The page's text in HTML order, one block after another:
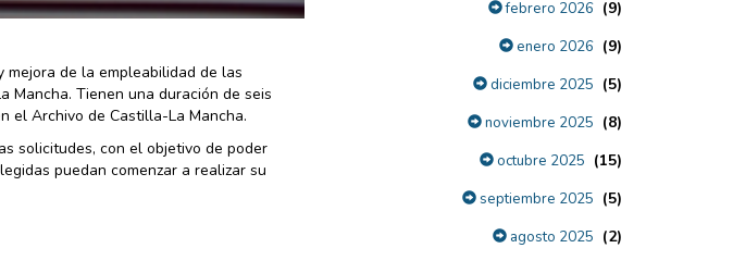
mejora de la empleabilidad de las
Mancha. Tienen una duración de seis
el Archivo de Castilla-La Mancha.
solicitudes, con el objetivo de poder
puedan comenzar a realizar su
febrero 2026 (9)
enero 2026 (9)
diciembre 2025 (5)
noviembre 2025 (8)
octubre 2025 (15)
septiembre 2025 (5)
agosto 2025 (2)